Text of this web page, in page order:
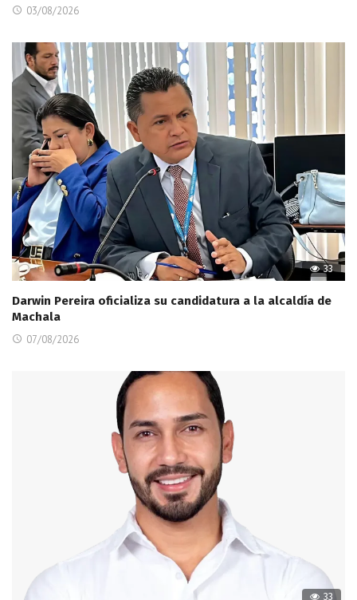
03/08/2026
33
Darwin Pereira oficializa su candidatura a la alcaldía de
Machala
07/08/2026
33